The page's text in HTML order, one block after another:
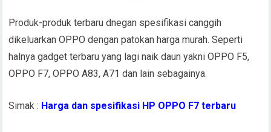
Produk-produk terbaru dnegan spesifikasi canggih
dikeluarkan OPPO dengan patokan harga murah. Seperti
halnya gadget terbaru yang lagi naik daun yakni OPPO F5,
OPPO F7, OPPO A83, A71 dan lain sebagainya.
Simak : Harga dan spesifikasi HP OPPO F7 terbaru